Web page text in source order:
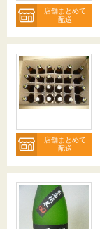
店舗まとめて
配送
店舗まとめて
配送